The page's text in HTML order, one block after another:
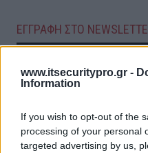
www.itsecuritypro.gr -
Information
If you wish to opt-out of the
processing of your personal
targeted advertising by us,
ΕΓΓΡΑΦΗ ΣΤΟ
ΤΕΛΕΥΤΑΙΟ ΤΕΥΧΟΣ